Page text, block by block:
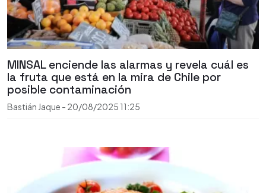
MINSAL enciende las alarmas y revela cuál es
la fruta que está en la mira de Chile por
posible contaminación
Bastián Jaque - 20/08/2025 11:25